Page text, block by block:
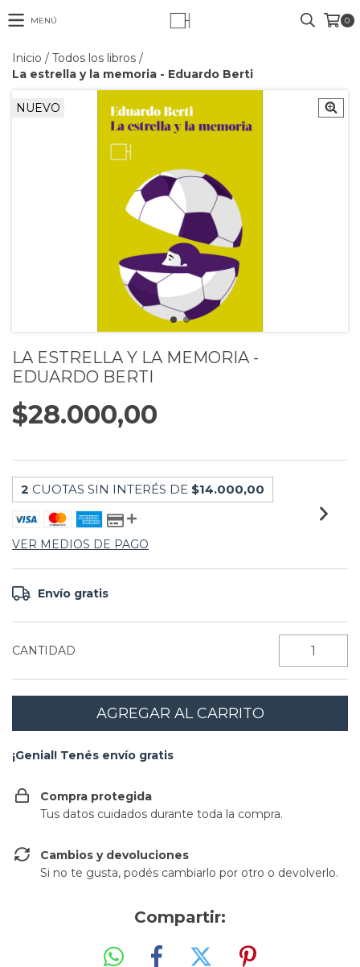
MENÚ 0
Inicio / Todos los libros /
La estrella y la memoria - Eduardo Berti
NUEVO
LA ESTRELLA Y LA MEMORIA -
EDUARDO BERTI
$28.000,00
2 CUOTAS SIN INTERÉS DE $14.000,00
VER MEDIOS DE PAGO
Envío gratis
CANTIDAD
¡Genial! Tenés envío gratis
Compra protegida
Tus datos cuidados durante toda la compra.
Cambios y devoluciones
Si no te gusta, podés cambiarlo por otro o devolverlo.
Compartir: